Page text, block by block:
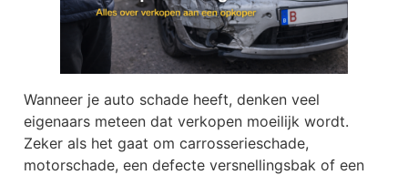
Wanneer je auto schade heeft, denken veel
eigenaars meteen dat verkopen moeilijk wordt.
Zeker als het gaat om carrosserieschade,
motorschade, een defecte versnellingsbak of een